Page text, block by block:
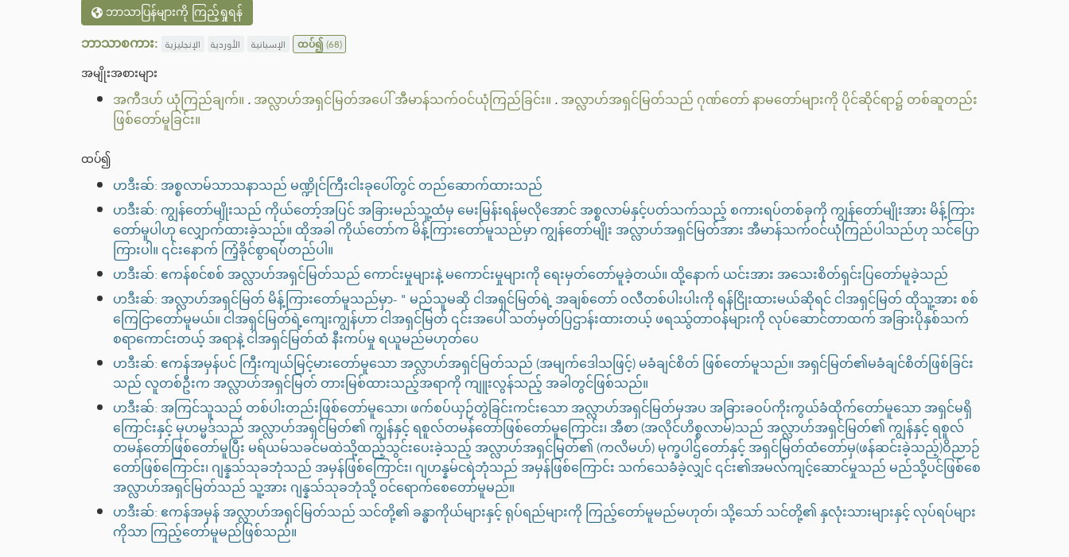
ဘာသာပြန်များကို ကြည့်ရှုရန်
ဘာသာစကား: الإنجليزية الأوردية الإسبانية ထပ်၍(68)
အမျိုးအစားများ
အကီဒဟ် ယုံကြည်ချက်။ .အလ္လာဟ်အရှင်မြတ်အပေါ် အီမာန်သက်ဝင်ယုံကြည်ခြင်း။ .အလ္လာဟ်အရှင်မြတ်သည် ဂုဏ်တော် နာမတော်များကို ပိုင်ဆိုင်ရာ၌ တစ်ဆူတည်း
ဖြစ်တော်မူခြင်း။
ထပ်၍
ဟဒီးဆ်: အစ္စလာမ်သာသနာသည် မဏ္ဍိုင်ကြီးငါးခုပေါ်တွင် တည်ဆောက်ထားသည်
ဟဒီးဆ်: ကျွန်တော်မျိုးသည် ကိုယ်တော့်အပြင် အခြားမည်သူ့ထံမှ မေးမြန်းရန်မလိုအောင် အစ္စလာမ်နှင့်ပတ်သက်သည့် စကားရပ်တစ်ခုကို ကျွန်တော်မျိုးအား မိန့်ကြား
တော်မူပါဟု လျှောက်ထားခဲ့သည်။ ထိုအခါ ကိုယ်တော်က မိန့်ကြားတော်မူသည်မှာ ကျွန်တော်မျိုး အလ္လာဟ်အရှင်မြတ်အား အီမာန်သက်ဝင်ယုံကြည်ပါသည်ဟု သင်ပြော
ကြားပါ။ ၎င်းနောက် ကြံ့ခိုင်စွာရပ်တည်ပါ။
ဟဒီးဆ်: ဧကန်စင်စစ် အလ္လာဟ်အရှင်မြတ်သည် ကောင်းမှုများနဲ့ မကောင်းမှုများကို ရေးမှတ်တော်မူခဲ့တယ်။ ထို့နောက် ယင်းအား ‌‌‌‌‌‌‌‌‌‌‌‌‌‌‌‌‌‌‌‌‌‌‌‌‌အသေးစိတ်ရှင်းပြတော်မူခဲ့သည်
ဟဒီးဆ်: အလ္လာဟ်အရှင်မြတ် မိန့်ကြားတော်မူသည်မှာ- " မည်သူမဆို ငါအရှင်မြတ်ရဲ့ အချစ်တော် ဝလီတစ်ပါးပါးကို ရန်ငြိုးထားမယ်ဆိုရင် ငါအရှင်မြတ် ထိုသူ့အား စစ်
ကြေငြာတော်မူမယ်။ ငါအရှင်မြတ်ရဲ့ကျေးကျွန်ဟာ ငါအရှင်မြတ် ၎င်းအပေါ် သတ်မှတ်ပြဌာန်းထားတယ့် ဖရဿ်ွတာဝန်များကို လုပ်ဆောင်တာထက် အခြားပိုနှစ်သက်
စရာကောင်းတယ့် အရာနဲ့ ငါအရှင်မြတ်ထံ နီးကပ်မှု ရယူမည်မဟုတ်ပေ
ဟဒီးဆ်: ဧကန်အမှန်ပင် ကြီးကျယ်မြင့်မားတော်မူသော အလ္လာဟ်အရှင်မြတ်သည် (အမျက်ဒေါသဖြင့်) မခံချင်စိတ် ဖြစ်တော်မူသည်။ အရှင်မြတ်၏မခံချင်စိတ်ဖြစ်ခြင်း
သည် လူတစ်ဦးက အလ္လာဟ်အရှင်မြတ် တားမြစ်ထားသည့်အရာကို ကျူးလွန်သည့် အခါတွင်ဖြစ်သည်။
ဟဒီးဆ်: အကြင်သူသည် တစ်ပါးတည်းဖြစ်တော်မူသော၊ ဖက်စပ်ယှဉ်တွဲခြင်းကင်းသော အလ္လာဟ်အရှင်မြတ်မှအပ အခြားခဝပ်ကိုးကွယ်ခံထိုက်တော်မူသော အရှင်မရှိ
ကြောင်းနှင့် မုဟမ္မဒ်သည် အလ္လာဟ်အရှင်မြတ်၏ ကျွန်နှင့် ရစူလ်တမန်တော်ဖြစ်တော်မူကြောင်း၊ အီစာ (အလိုင်ဟိစ္စလာမ်)သည် အလ္လာဟ်အရှင်မြတ်၏ ကျွန်နှင့် ရစူလ်
တမန်တော်ဖြစ်တော်မူပြီး မရ်ယမ်သခင်မထဲသို့ထည့်သွင်းပေးခဲ့သည့် အလ္လာဟ်အရှင်မြတ်၏ (ကလိမဟ်) မုက္ခပါဌ်တော်နှင့် အရှင်မြတ်ထံတော်မှ(ဖန်ဆင်းခဲ့သည့်)ဝိညာဉ်
တော်ဖြစ်ကြောင်း၊ ဂျန္နသ်သုခဘုံသည် အမှန်ဖြစ်ကြောင်း၊ ဂျဟန္နမ်ငရဲဘုံသည် အမှန်ဖြစ်ကြောင်း သက်သေခံခဲ့လျှင် ၎င်း၏အမလ်ကျင့်ဆောင်မှုသည် မည်သို့ပင်ဖြစ်စေ
အလ္လာဟ်အရှင်မြတ်သည် သူ့အား ဂျန္နသ်သုခဘုံသို့ ဝင်ရောက်စေတော်မူမည်။
ဟဒီးဆ်: ဧကန်အမှန် အလ္လာဟ်အရှင်မြတ်သည် သင်တို့၏ ခန္ဓာကိုယ်များနှင့် ရုပ်ရည်များကို ကြည့်တော်မူမည်မဟုတ်၊ သို့သော် သင်တို့၏ နှလုံးသားများနှင့် လုပ်ရပ်များ
ကိုသာ ကြည့်တော်မူမည်ဖြစ်သည်။